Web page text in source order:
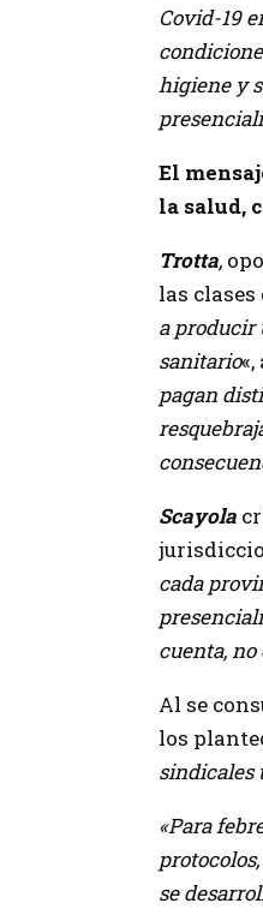
Covid-19
higiene y
El
la salud,
Trotta,
las
a producir
sanitario
pagan
Scayola
cada
cuenta,
Al se
los
sindicales
«Para
se